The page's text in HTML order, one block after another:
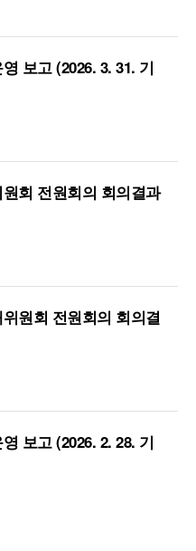
보고 (2026. 3. 31. 기
회 전원회의 회의결과
원회 전원회의 회의결
보고 (2026. 2. 28. 기